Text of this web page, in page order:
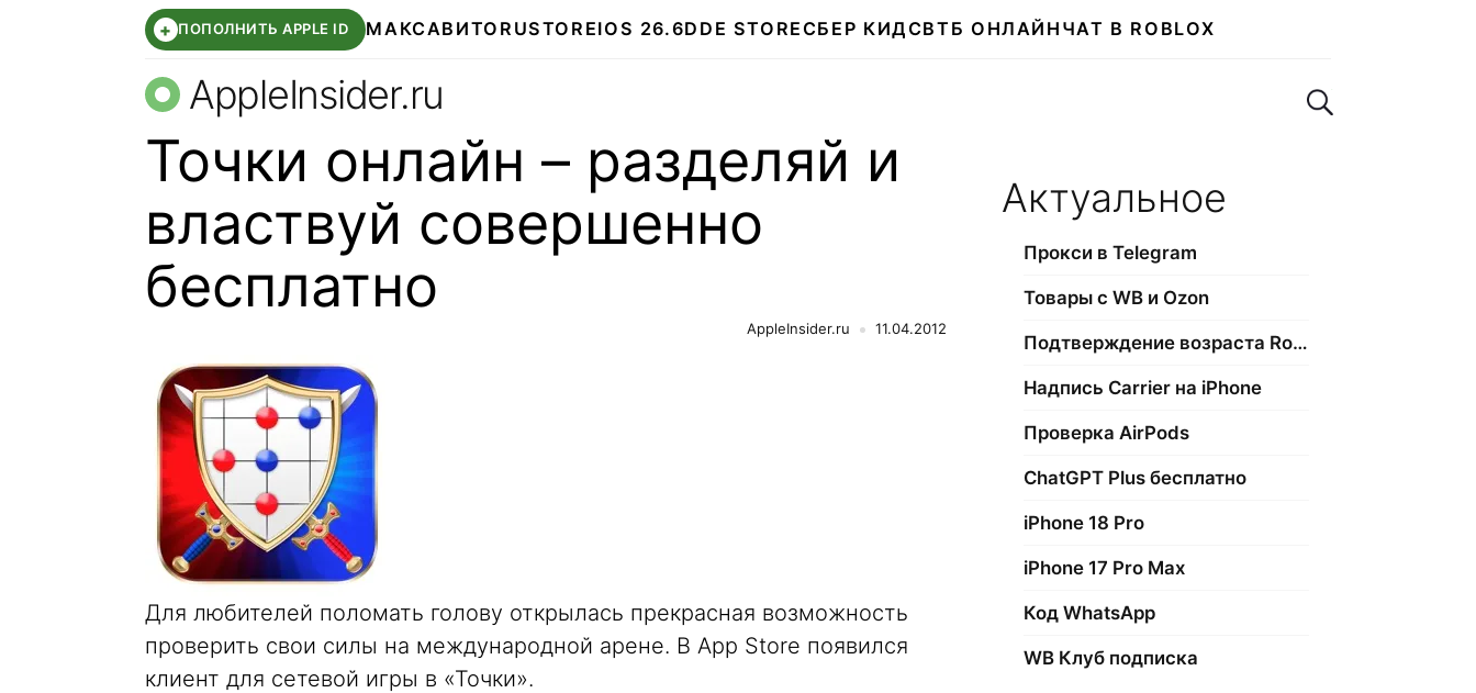
+ ПОПОЛНИТЬ APPLE ID МАКСАВИТО RUSTOREIOS 26.6DDE STORE СБЕР КИДСВТБ ОНЛАЙН ЧАТ В ROBLOX
AppleInsider.ru Поиск по сайту
Точки онлайн – разделяй и
властвуй совершенно
бесплатно
AppleInsider.ru 11.04.2012
Для любителей поломать голову открылась прекрасная возможность
проверить свои силы на международной арене. В App Store появился
клиент для сетевой игры в «Точки».
Актуальное
Прокси в Telegram
Товары с WB и Ozon
Подтверждение возраста Roblox
Надпись Carrier на iPhone
Проверка AirPods
ChatGPT Plus бесплатно
iPhone 18 Pro
iPhone 17 Pro Max
Код WhatsApp
WB Клуб подписка